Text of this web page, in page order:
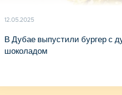
12.05.2025
В Дубае выпустили бургер с
шоколадом